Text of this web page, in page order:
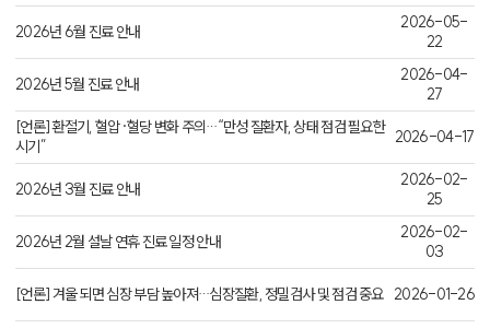
2026년 6월 진료 안내
2026-05-
22
2026년 5월 진료 안내
2026-04-
27
[언론] 환절기, 혈압·혈당 변화 주의…“만성 질환자, 상태 점검 필요한
시기”
2026-04-17
2026년 3월 진료 안내
2026-02-
25
2026년 2월 설날 연휴 진료 일정 안내
2026-02-
03
[언론] 겨울 되면 심장 부담 높아져…심장질환, 정밀검사 및 점검 중요 2026-01-26